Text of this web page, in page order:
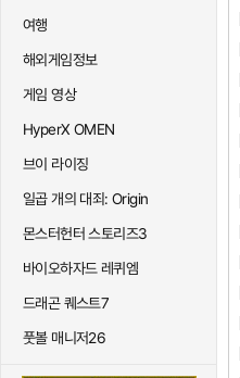
여행
해외게임정보
게임 영상
HyperX OMEN
브이 라이징
일곱 개의 대죄: Origin
몬스터헌터 스토리즈3
바이오하자드 레퀴엠
드래곤 퀘스트7
풋볼 매니저26